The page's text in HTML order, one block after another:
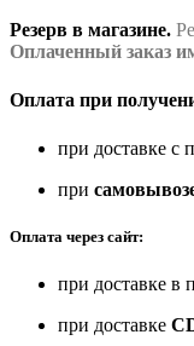
Резерв в магазине.
Оплаченный заказ
Оплата при
при доставке с
при
Оплата через сайт:
при доставке в
при доставке